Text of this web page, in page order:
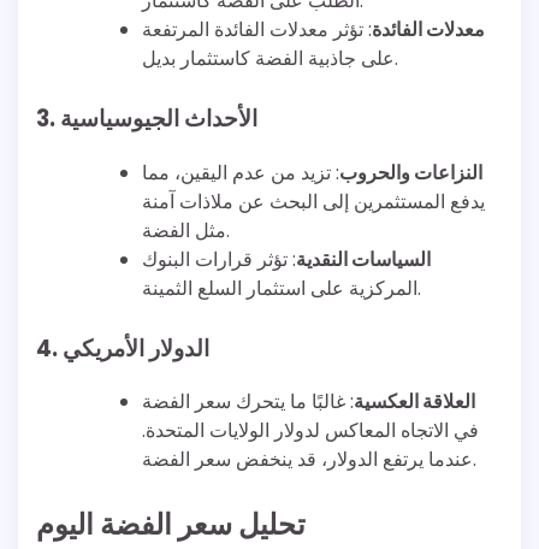
معدلات الفائدة: تؤثر معدلات الفائدة المرتفعة
على جاذبية الفضة كاستثمار بديل.
3. الأحداث الجيوسياسية
النزاعات والحروب: تزيد من عدم اليقين، مما
يدفع المستثمرين إلى البحث عن ملاذات آمنة
مثل الفضة.
السياسات النقدية: تؤثر قرارات البنوك
المركزية على استثمار السلع الثمينة.
4. الدولار الأمريكي
العلاقة العكسية: غالبًا ما يتحرك سعر الفضة
في الاتجاه المعاكس لدولار الولايات المتحدة.
عندما يرتفع الدولار، قد ينخفض سعر الفضة.
تحليل سعر الفضة اليوم